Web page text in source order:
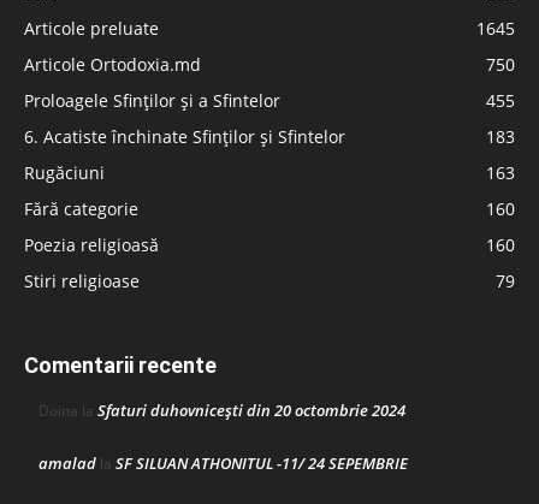
Articole preluate
1645
Articole Ortodoxia.md
750
Proloagele Sfinților și a Sfintelor
455
6. Acatiste închinate Sfinților și Sfintelor
183
Rugăciuni
163
Fără categorie
160
Poezia religioasă
160
Stiri religioase
79
Comentarii recente
Doina la Sfaturi duhovnicești din 20 octombrie 2024
amalad la SF SILUAN ATHONITUL -11/ 24 SEPEMBRIE